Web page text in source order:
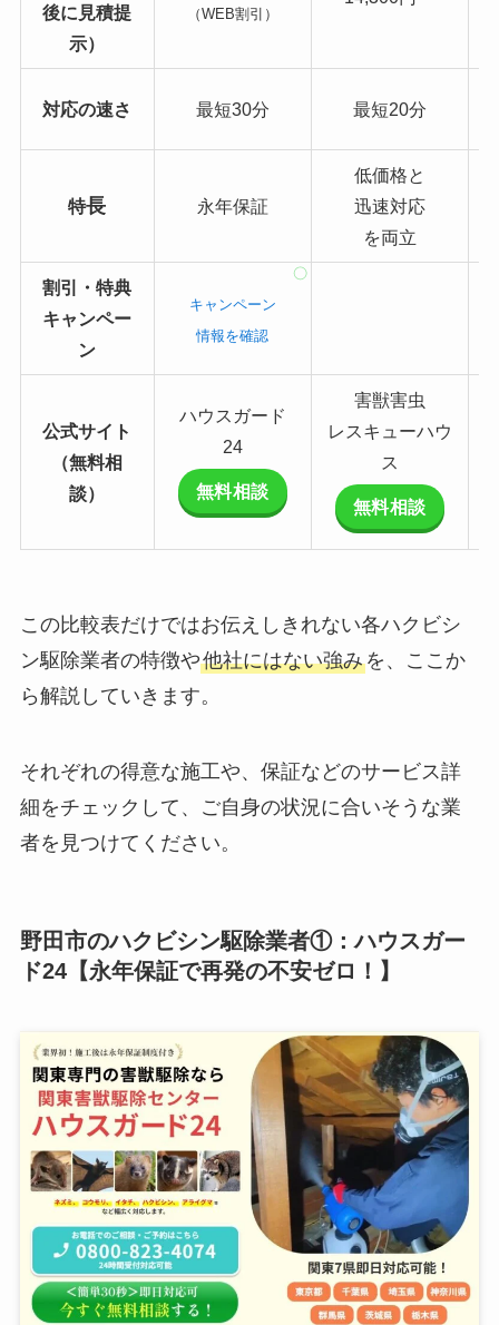
後に見積提
示）
（WEB割引）
対応の速さ 最短30分 最短20分
特長 永年保証
低価格と
迅速対応
を両立
割引・特典
キャンペー
ン
キャンペーン
情報を確認
公式サイト
（無料相
談）
ハウスガード
24
無料相談
害獣害虫
レスキューハウ
ス
無料相談
この比較表だけではお伝えしきれない各ハクビシ
ン駆除業者の特徴や他社にはない強みを、ここか
ら解説していきます。
それぞれの得意な施工や、保証などのサービス詳
細をチェックして、ご自身の状況に合いそうな業
者を見つけてください。
野田市のハクビシン駆除業者①：ハウスガー
ド24【永年保証で再発の不安ゼロ！】